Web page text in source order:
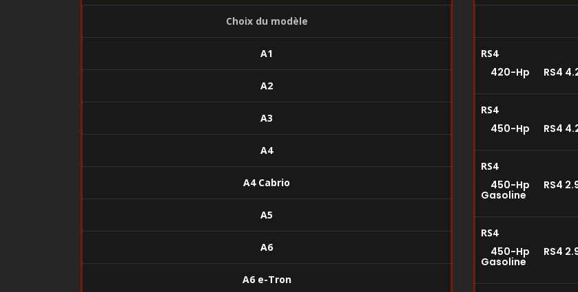
Choix du modèle
A1
A2
A3
A4
A4 Cabrio
A5
A6
A6 e-Tron
RS4
420-Hp RS4
RS4
450-Hp RS4
RS4
450-Hp RS4
Gasoline
RS4
450-Hp RS4
Gasoline